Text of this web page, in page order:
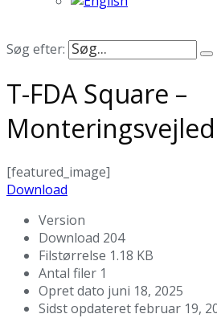
Søg efter:
T-FDA Square –
[featured_image]
Download
Version
Download 204
Filstørrelse 1.18 KB
Antal filer 1
Opret dato juni 18, 2025
Sidst opdateretfebruar 19,